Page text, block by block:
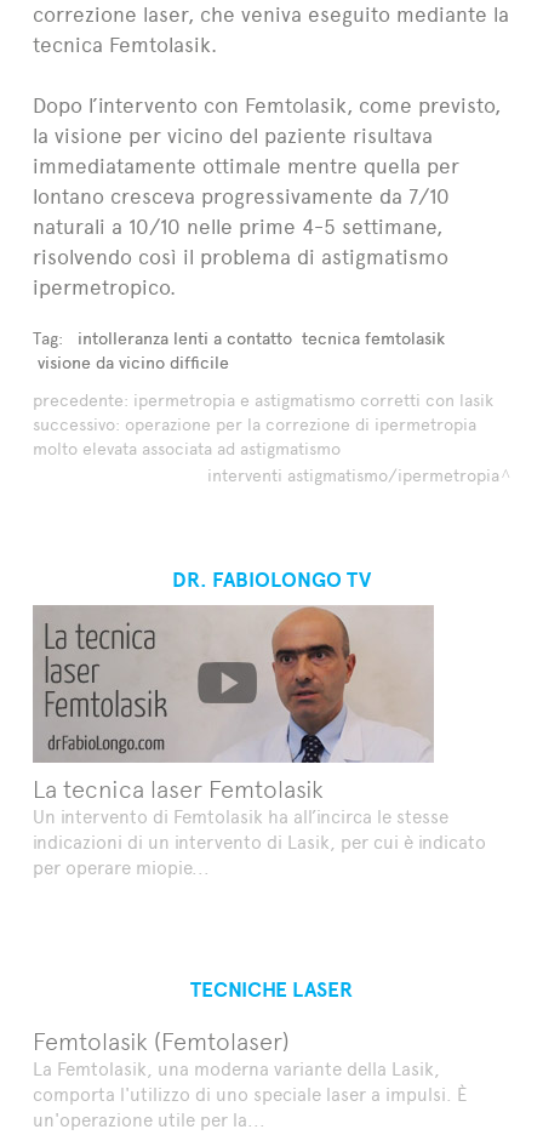
correzione laser, che veniva eseguito mediante la
tecnica Femtolasik.
Dopo l’intervento con Femtolasik, come previsto,
la visione per vicino del paziente risultava
immediatamente ottimale mentre quella per
lontano cresceva progressivamente da 7/10
naturali a 10/10 nelle prime 4-5 settimane,
risolvendo così il problema di astigmatismo
ipermetropico.
Tag: intolleranza lenti a contatto tecnica femtolasik
visione da vicino difficile
precedente: ipermetropia e astigmatismo corretti con lasik
successivo: operazione per la correzione di ipermetropia
molto elevata associata ad astigmatismo
interventi astigmatismo/ipermetropia
DR. FABIOLONGO TV
La tecnica laser Femtolasik
Un intervento di Femtolasik ha all’incirca le stesse
indicazioni di un intervento di Lasik, per cui è indicato
per operare miopie...
TECNICHE LASER
Femtolasik (Femtolaser)
La Femtolasik, una moderna variante della Lasik,
comporta l'utilizzo di uno speciale laser a impulsi. È
un'operazione utile per la...